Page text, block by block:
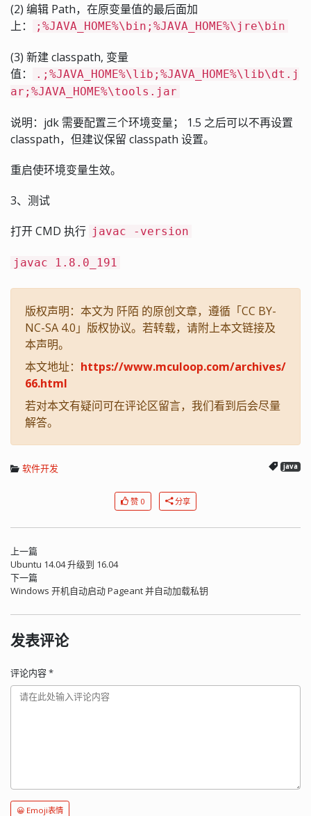
(2) 编辑 Path，在原变量值的最后面加
上：
;%JAVA_HOME%\bin;%JAVA_HOME%\jre\bin
(3) 新建 classpath, 变量
值：
.;%JAVA_HOME%\lib;%JAVA_HOME%\lib\dt.j
ar;%JAVA_HOME%\tools.jar
说明：jdk 需要配置三个环境变量； 1.5 之后可以不再设置
classpath，但建议保留 classpath 设置。
重启使环境变量生效。
3、测试
打开 CMD 执行 javac -version
javac 1.8.0_191
版权声明：本文为 阡陌 的原创文章，遵循「CC BY-
NC-SA 4.0」版权协议。若转载，请附上本文链接及
本声明。
本文地址： https://www.mculoop.com/archives/
66.html
若对本文有疑问可在评论区留言，我们看到后会尽量
解答。
软件开发 java
赞 0 分享
上一篇
Ubuntu 14.04 升级到 16.04
下一篇
Windows 开机自动启动 Pageant 并自动加载私钥
发表评论
评论内容*
😀 Emoji表情